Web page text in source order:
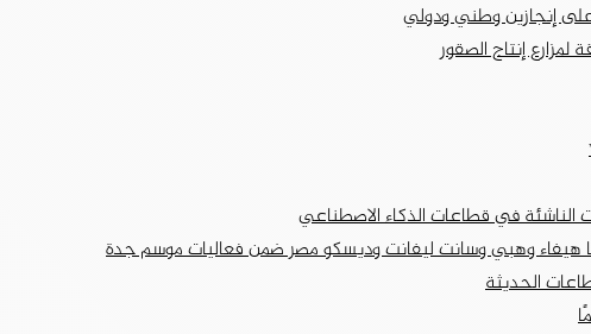
على إنجازين وطني ودولي
إنتاج الصقور
في قطاعات الذكاء الاصطناعي
الحديثة